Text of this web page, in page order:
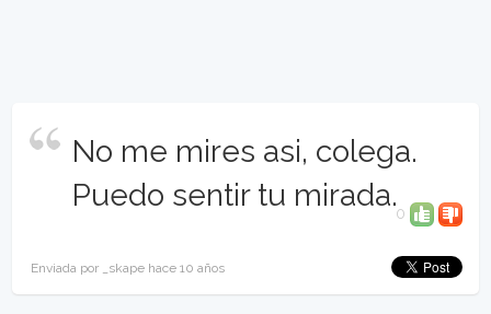
No me mires asi, colega.
Puedo sentir tu mirada.0
Enviada por _skape hace 10 años